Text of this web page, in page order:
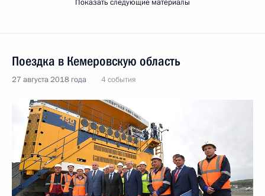
Показать следующие материалы
Поездка в Кемеровскую область
27 августа 2018 года 4 события